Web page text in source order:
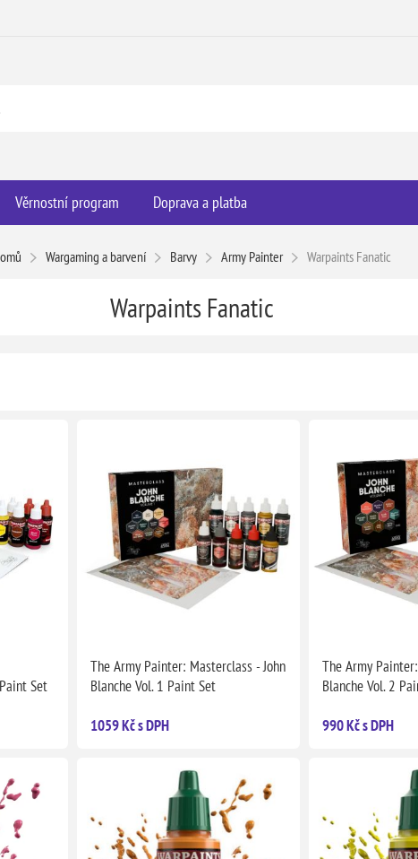
Věrnostní program Doprava a platba
Wargaming a barvení Barvy Army Painter Warpaints Fanatic
Warpaints Fanatic
Set
The Army Painter: Masterclass - John
Blanche Vol. 1 Paint Set
1059 Kč s DPH
The Army
Blanche Vol. 2
990 Kč s DPH